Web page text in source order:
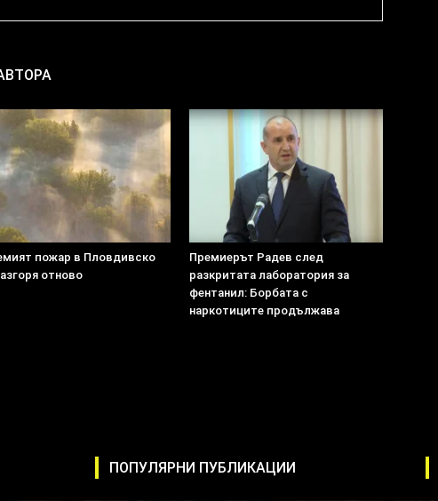
пожар в Пловдивско
отново
Премиерът Радев след
разкритата лаборатория за
фентанил: Борбата с
наркотиците продължава
ПОПУЛЯРНИ ПУБЛИКАЦИИ